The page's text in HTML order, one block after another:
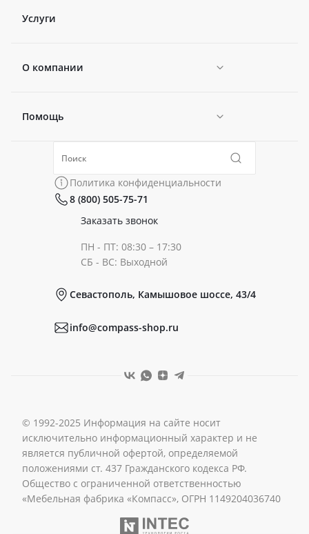
Услуги
О компании
Новости
Политика конфиденциальности
Помощь
Коллекции
Политика конфиденциальности
8 (800) 505-75-71
Заказать звонок
ПН - ПТ: 08:30 – 17:30
СБ - ВС: Выходной
Севастополь, Камышовое шоссе, 43/4
info@compass-shop.ru
© 1992-2025 Информация на сайте носит
исключительно информационный характер и не
является публичной офертой, определяемой
положениями ст. 437 Гражданского кодекса РФ.
Общество с ограниченной ответственностью
«Мебельная фабрика «Компасс», ОГРН 1149204036740